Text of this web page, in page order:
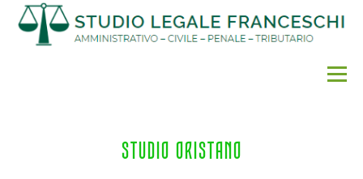
contenuto
Menu
STUDIO ORISTANO